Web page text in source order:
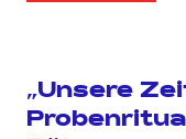
„Unsere